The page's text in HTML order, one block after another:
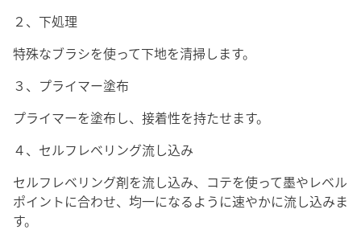
２、下処理
特殊なブラシを使って下地を清掃します。
３、プライマー塗布
プライマーを塗布し、接着性を持たせます。
４、セルフレベリング流し込み
セルフレベリング剤を流し込み、コテを使って墨やレベル
ポイントに合わせ、均一になるように速やかに流し込みま
す。